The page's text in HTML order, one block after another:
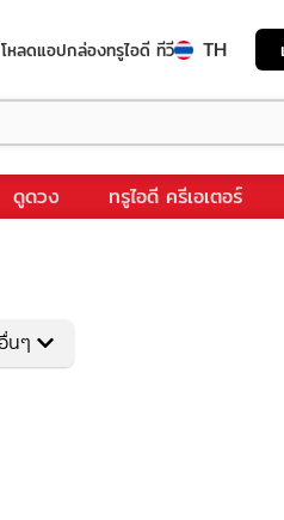
โหลดแอปกล่องทรูไอดี ทีวี TH
ดูดวง ทรูไอดี ครีเอเตอร์
นๆ